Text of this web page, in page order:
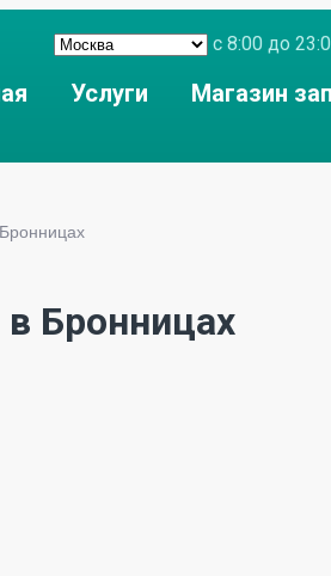
с 8:00 до
Услуги Магазин
Бронницах